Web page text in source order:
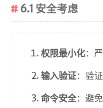
6.1 安全考虑
权限最小化：
输入验证：验
命令安全：避